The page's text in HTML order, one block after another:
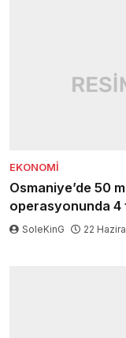
EKONOMI
Osmaniye’de 50
operasyonunda 4
SoleKinG 22